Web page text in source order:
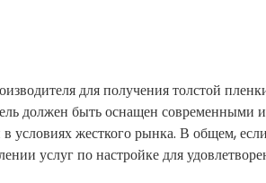
для получения толстой
должен быть оснащен современными
условиях жесткого рынка. В общем,
услуг по настройке для